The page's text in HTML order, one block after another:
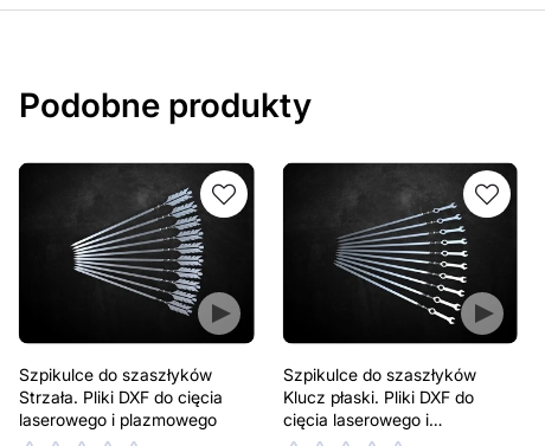
Podobne produkty
Szpikulce do szaszłyków
Strzała. Pliki DXF do cięcia
laserowego i plazmowego
Szpikulce do szaszłyków
Klucz płaski. Pliki DXF do
cięcia laserowego i
plazmowego